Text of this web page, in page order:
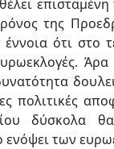
της
ότι στο
πολιτικές
δύσκολα
ενόψει των